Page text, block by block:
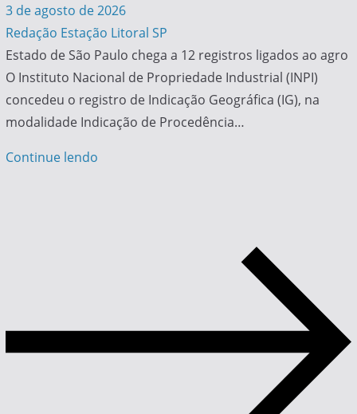
3 de agosto de 2026
Redação Estação Litoral SP
Estado de São Paulo chega a 12 registros ligados ao agro
O Instituto Nacional de Propriedade Industrial (INPI)
concedeu o registro de Indicação Geográfica (IG), na
modalidade Indicação de Procedência…
Continue lendo